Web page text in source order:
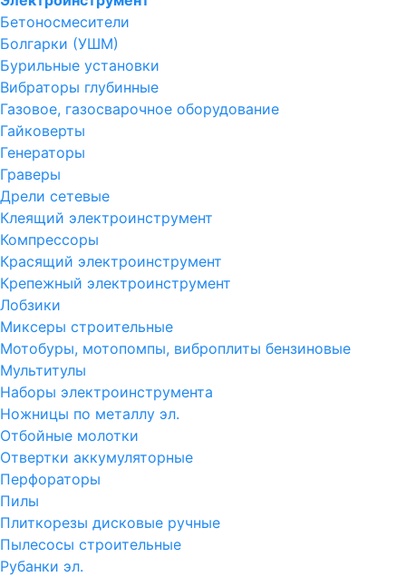
Бетоносмесители
Болгарки (УШМ)
Бурильные установки
Вибраторы глубинные
Газовое, газосварочное оборудование
Гайковерты
Генераторы
Граверы
Дрели сетевые
Клеящий электроинструмент
Компрессоры
Красящий электроинструмент
Крепежный электроинструмент
Лобзики
Миксеры строительные
Мотобуры, мотопомпы, виброплиты бензиновые
Мультитулы
Наборы электроинструмента
Ножницы по металлу эл.
Отбойные молотки
Отвертки аккумуляторные
Перфораторы
Пилы
Плиткорезы дисковые ручные
Пылесосы строительные
Рубанки эл.